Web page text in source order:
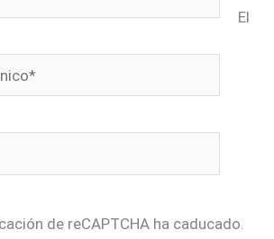
El
de reCAPTCHA ha caducado.